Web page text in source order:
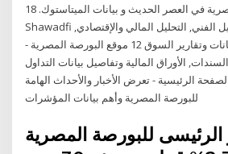
المصرية في العصر الحديث و بيانات الميتاستوك. 18th مايو 2020 Amr Al-
Shawadfi البورصة المصرية, التحليل الفني, التحليل المالي والإقتصادي,
بيانات الميتاستوك, بيانات وتقارير السوق 12 موقع البورصة المصرية -
الأوراق المالية وتفاصيل بيانات التداول
الرئيسية - تعرض الأخبار والأحداث الهامة
للبورصة المصرية وأهم بيانات المؤشرات
للبورصة المصرية